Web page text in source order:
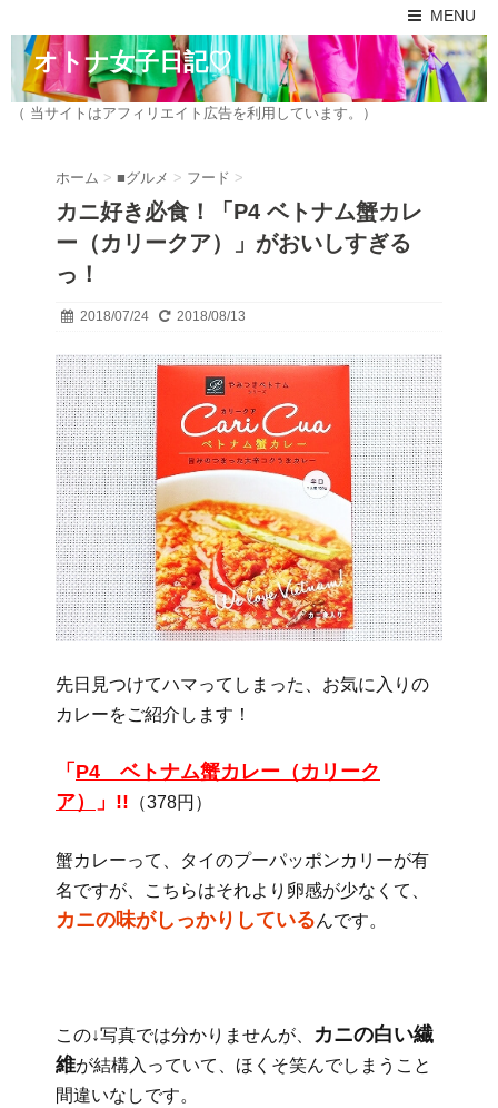
MENU
オトナ女子日記♡
（ 当サイトはアフィリエイト広告を利用しています。）
ホーム > ■グルメ > フード >
カニ好き必食！「P4 ベトナム蟹カレ
ー（カリークア）」がおいしすぎる
っ！
2018/07/24 2018/08/13
先日見つけてハマってしまった、お気に入りの
カレーをご紹介します！
「 P4 ベトナム蟹カレー（カリーク
ア）
」!! （378円）
蟹カレーって、タイのプーパッポンカリーが有
名ですが、こちらはそれより卵感が少なくて、
カニの味がしっかりしているんです。
この↓写真では分かりませんが、
カニの白い繊
維が結構入っていて、ほくそ笑んでしまうこと
間違いなしです。